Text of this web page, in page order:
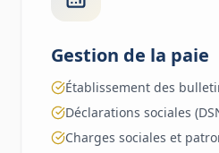
Gestion de la paie
Établissement des
Déclarations sociales
Charges sociales et